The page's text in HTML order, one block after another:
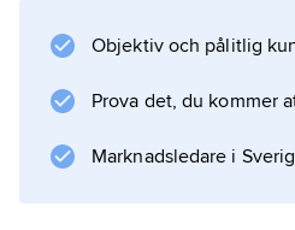
gissel av auktoriteter.
privatliv och
porträtterats på film av
Fosses ”Lenny” (1974).
Objektiv och pålitlig
Prova det, du kommer
Marknadsledare i